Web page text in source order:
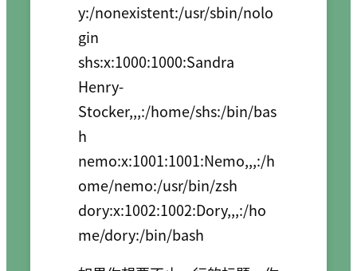
y:/nonexistent:/usr/sbin/nolo
gin
shs:x:1000:1000:Sandra
Henry-
Stocker,,,:/home/shs:/bin/bas
h
nemo:x:1001:1001:Nemo,,,:/h
ome/nemo:/usr/bin/zsh
dory:x:1002:1002:Dory,,,:/ho
me/dory:/bin/bash